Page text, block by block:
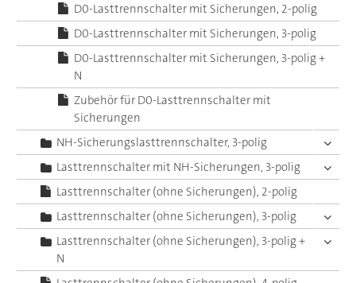
D0-Lasttrennschalter mit Sicherungen, 2-polig
D0-Lasttrennschalter mit Sicherungen, 3-polig
D0-Lasttrennschalter mit Sicherungen, 3-polig +
N
Zubehör für D0-Lasttrennschalter mit
Sicherungen
NH-Sicherungslasttrennschalter, 3-polig
Lasttrennschalter mit NH-Sicherungen, 3-polig
Lasttrennschalter (ohne Sicherungen), 2-polig
Lasttrennschalter (ohne Sicherungen), 3-polig
Lasttrennschalter (ohne Sicherungen), 3-polig +
N